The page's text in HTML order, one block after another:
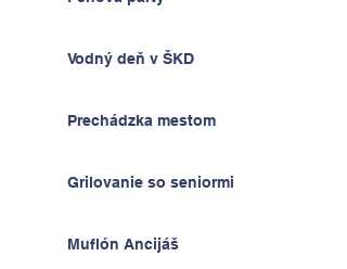
Vodný deň v ŠKD
Prechádzka mestom
Grilovanie so seniormi
Muflón Ancijáš